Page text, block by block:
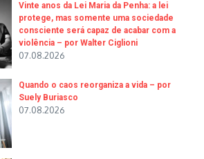
Vinte anos da Lei Maria da Penha: a lei
protege, mas somente uma sociedade
consciente será capaz de acabar com a
violência – por Walter Ciglioni
07.08.2026
Quando o caos reorganiza a vida – por
Suely Buriasco
07.08.2026